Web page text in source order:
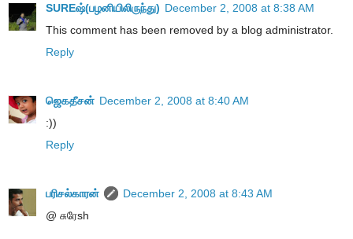
SUREஷ்(பழனியிலிருந்து) December 2, 2008 at 8:38 AM
This comment has been removed by a blog administrator.
Reply
ஜெகதீசன் December 2, 2008 at 8:40 AM
:))
Reply
பரிசல்காரன்
December 2, 2008 at 8:43 AM
@ சுரேsh